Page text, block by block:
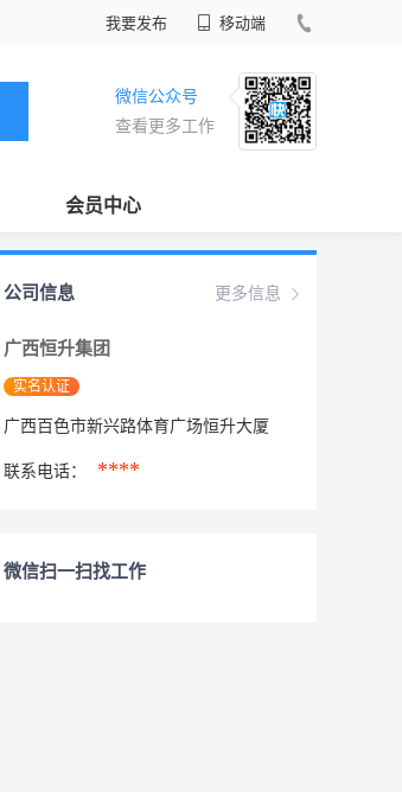
我要发布 移动端
微信公众号
查看更多工作
会员中心
更多信息
公司信息
广西恒升集团
实名认证
广西百色市新兴路体育广场恒升大厦
联系电话： ****
微信扫一扫找工作